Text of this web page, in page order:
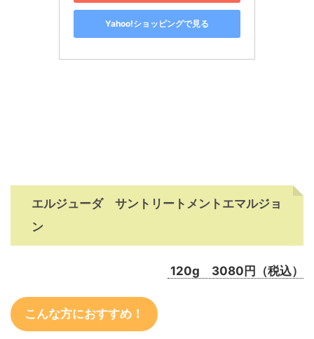
Yahoo!ショッピングで見る
エルジューダ サントリートメントエマルジョ
ン
120g 3080円（税込）
こんな方におすすめ！